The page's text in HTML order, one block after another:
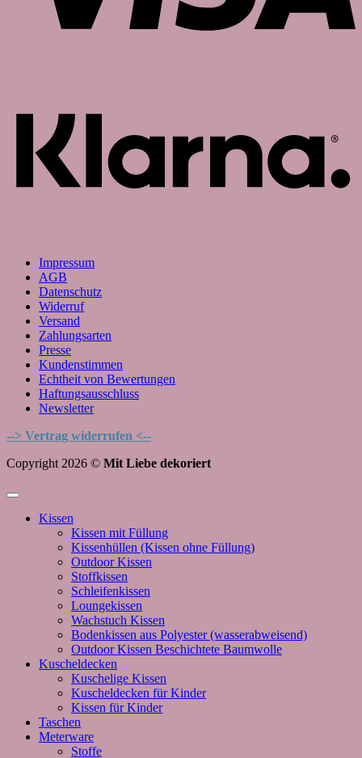
Impressum
AGB
Datenschutz
Widerruf
Versand
Zahlungsarten
Presse
Kundenstimmen
Echtheit von Bewertungen
Haftungsausschluss
Newsletter
--> Vertrag widerrufen <--
Copyright 2026 © Mit Liebe dekoriert
Kissen
Kissen mit Füllung
Kissenhüllen (Kissen ohne Füllung)
Outdoor Kissen
Stoffkissen
Schleifenkissen
Loungekissen
Wachstuch Kissen
Bodenkissen aus Polyester (wasserabweisend)
Outdoor Kissen Beschichtete Baumwolle
Kuscheldecken
Kuschelige Kissen
Kuscheldecken für Kinder
Kissen für Kinder
Taschen
Meterware
Stoffe